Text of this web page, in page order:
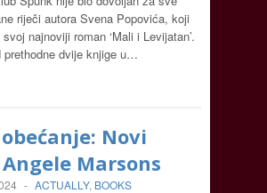
riječi autora Svena Popovića, koji
najnoviji roman ‘Mali i Levijatan’.
prethodne dvije knjige u…
Novi
Marsons
- ACTUALLY, BOOKS